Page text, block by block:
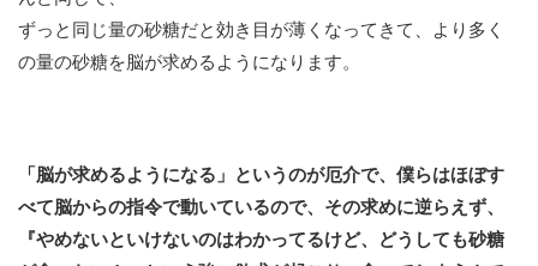
ずっと同じ量の砂糖だと効き目が薄くなってきて、より多く
の量の砂糖を脳が求めるようになります。
「脳が求めるようになる」というのが厄介で、僕らはほぼす
べて脳からの指令で動いているので、その求めに逆らえず、
『やめないといけないのはわかってるけど、どうしても砂糖